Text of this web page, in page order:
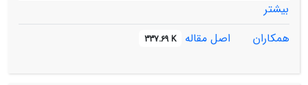
بیشتر
همکاران
اصل مقاله 337.69 K